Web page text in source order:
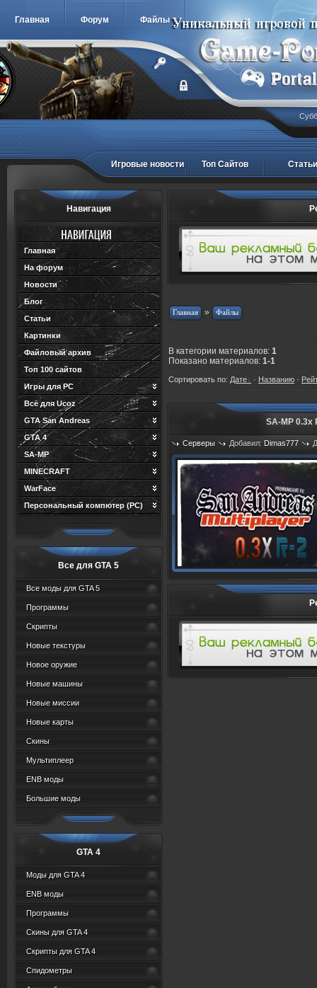
Главная Форум Файлы
Игровые новости Топ Сайтов Статьи
Навигация
Главная
На форум
Новости
Блог
Статьи
Картинки
Файловый архив
Топ 100 сайтов
Игры для PC
Всё для Ucoz
GTA San Andreas
GTA 4
SA-MP
MINECRAFT
WarFace
Персональный компютер (PC)
Все для GTA 5
Все моды для GTA 5
Программы
Скрипты
Новые текстуры
Новое оружие
Новые машины
Новые миссии
Новые карты
Скины
Мультиплеер
ENB моды
Большие моды
GTA 4
Моды для GTA 4
ENB моды
Программы
Скины для GTA 4
Скрипты для GTA 4
Спидометры
»
В категории материалов: 1
Показано материалов: 1-1
Сортировать по: Дате · Названию ·
SA-MP 0.3x
Серверы Добавил: Dimas777
Просмотров: 858